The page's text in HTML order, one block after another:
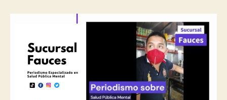
entrada
sombra
de
la